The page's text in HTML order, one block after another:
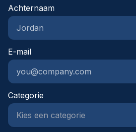
Achternaam
E-mail
Categorie